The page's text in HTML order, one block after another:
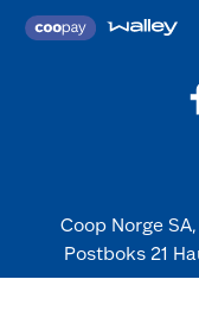
Coop Norge
Postboks 21